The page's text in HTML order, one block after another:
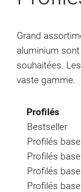
Grand
aluminium
souhaitées.
vaste gamme.
Profilés
Bestseller
Profilés
Profilés
Profilés
Profilés